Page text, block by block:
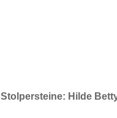
Stolpersteine: Hilde